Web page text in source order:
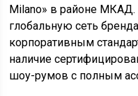
Milano» в районе МКАД.
глобальную сеть
корпоративным
наличие
шоу-румов с полным